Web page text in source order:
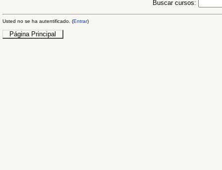
Buscar cursos:
Usted no se ha autentificado. (Entrar)
Página Principal